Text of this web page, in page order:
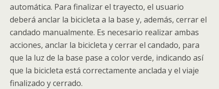
automática. Para finalizar el trayecto, el usuario
deberá anclar la bicicleta a la base y, además, cerrar el
candado manualmente. Es necesario realizar ambas
acciones, anclar la bicicleta y cerrar el candado, para
que la luz de la base pase a color verde, indicando así
que la bicicleta está correctamente anclada y el viaje
finalizado y cerrado.